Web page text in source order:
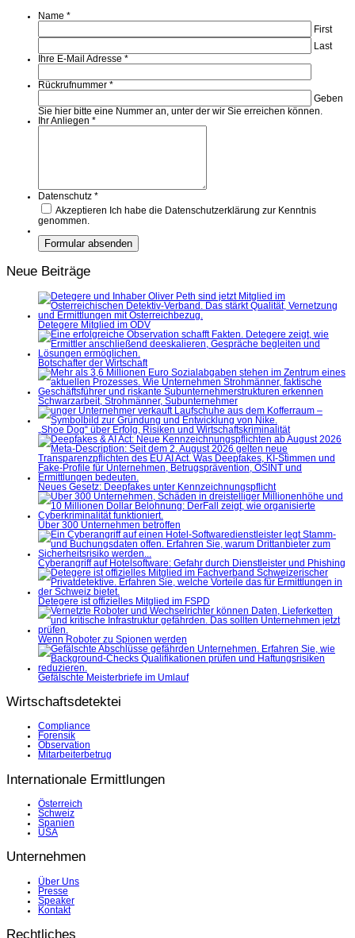
Name *
First
Last
Ihre E-Mail Adresse *
Rückrufnummer *
Geben
Sie hier bitte eine Nummer an, unter der wir Sie erreichen können.
Ihr Anliegen *
Datenschutz *
Akzeptieren Ich habe die Datenschutzerklärung zur Kenntnis
genommen.
Neue Beiträge
Detegere Mitglied im ÖDV
Botschafter der Wirtschaft
Schwarzarbeit, Strohmänner, Subunternehmer
„Shoe Dog“ über Erfolg, Risiken und Wirtschaftskriminalität
Neues Gesetz: Deepfakes unter Kennzeichnungspflicht
Über 300 Unternehmen betroffen
Cyberangriff auf Hotelsoftware: Gefahr durch Dienstleister und Phishing
Detegere ist offizielles Mitglied im FSPD
Wenn Roboter zu Spionen werden
Gefälschte Meisterbriefe im Umlauf
Wirtschaftsdetektei
Compliance
Forensik
Observation
Mitarbeiterbetrug
Internationale Ermittlungen
Österreich
Schweiz
Spanien
USA
Unternehmen
Über Uns
Presse
Speaker
Kontakt
Rechtliches